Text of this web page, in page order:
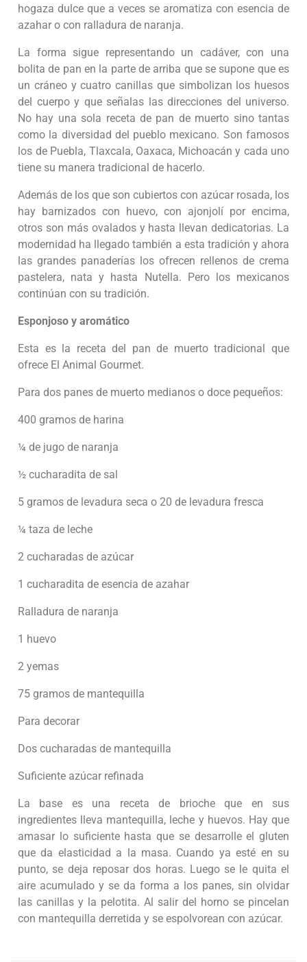
hogaza dulce que a veces se aromatiza con esencia de
azahar o con ralladura de naranja.
La forma sigue representando un cadáver, con una
bolita de pan en la parte de arriba que se supone que es
un cráneo y cuatro canillas que simbolizan los huesos
del cuerpo y que señalas las direcciones del universo.
No hay una sola receta de pan de muerto sino tantas
como la diversidad del pueblo mexicano. Son famosos
los de Puebla, Tlaxcala, Oaxaca, Michoacán y cada uno
tiene su manera tradicional de hacerlo.
Además de los que son cubiertos con azúcar rosada, los
hay barnizados con huevo, con ajonjolí por encima,
otros son más ovalados y hasta llevan dedicatorias. La
modernidad ha llegado también a esta tradición y ahora
las grandes panaderías los ofrecen rellenos de crema
pastelera, nata y hasta Nutella. Pero los mexicanos
continúan con su tradición.
Esponjoso y aromático
Esta es la receta del pan de muerto tradicional que
ofrece El Animal Gourmet.
Para dos panes de muerto medianos o doce pequeños:
400 gramos de harina
¼ de jugo de naranja
½ cucharadita de sal
5 gramos de levadura seca o 20 de levadura fresca
¼ taza de leche
2 cucharadas de azúcar
1 cucharadita de esencia de azahar
Ralladura de naranja
1 huevo
2 yemas
75 gramos de mantequilla
Para decorar
Dos cucharadas de mantequilla
Suficiente azúcar refinada
La base es una receta de brioche que en sus
ingredientes lleva mantequilla, leche y huevos. Hay que
amasar lo suficiente hasta que se desarrolle el gluten
que da elasticidad a la masa. Cuando ya esté en su
punto, se deja reposar dos horas. Luego se le quita el
aire acumulado y se da forma a los panes, sin olvidar
las canillas y la pelotita. Al salir del horno se pincelan
con mantequilla derretida y se espolvorean con azúcar.